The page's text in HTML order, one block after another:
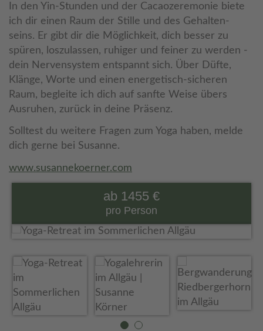
In den Yin-Stunden und der Cacaozeremonie biete
ich dir einen Raum der Stille und des Gehalten-
seins. Er gibt dir die Möglichkeit, dich besser zu
spüren, loszulassen, ruhiger und feiner zu werden -
dein Nervensystem entspannt sich. Über Düfte,
Klänge, Worte und einen energetisch-sicheren
Raum, begleite ich dich auf sanfte Weise übers
Ausruhen, zurück in deine Präsenz.
Solltest du weitere Fragen zum Yoga haben, melde
dich gerne bei Susanne.
www.susannekoerner.com
ab 1455 €
pro Person